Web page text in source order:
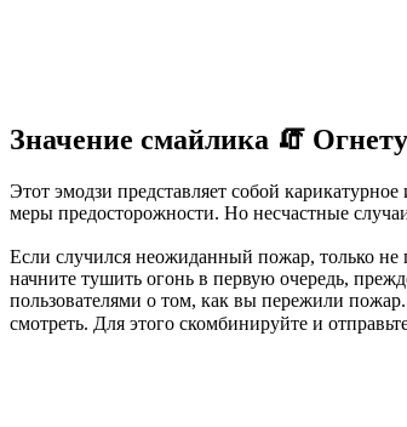
Значение смайлика 🧯
Этот эмодзи представляет собой
меры предосторожности. Но несчастные
Если случился неожиданный пожар, только
начните тушить огонь в первую очередь,
пользователями о том, как вы пережили
смотреть. Для этого скомбинируйте и